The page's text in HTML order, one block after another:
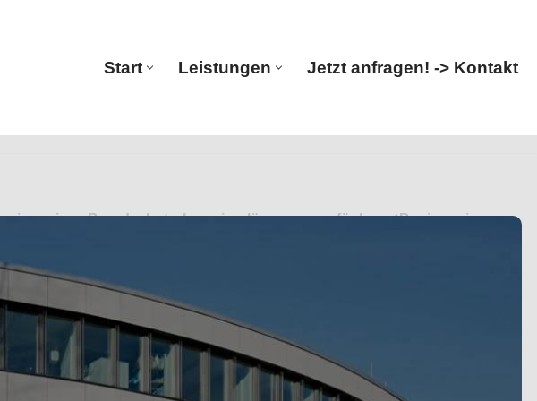
Start Leistungen Jetzt anfragen! -> Kontakt
Brandschutz, Ingenieurlösungen verfügbar. ✓Bauingenieur,
Statiker & Ingenieur. Wir gehen den Weg gemeinsam ✉.